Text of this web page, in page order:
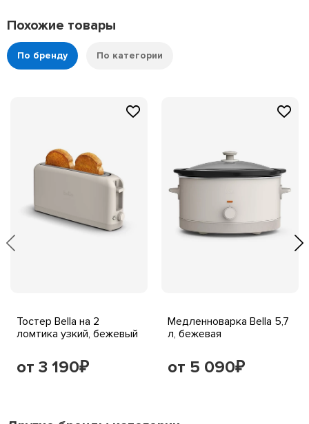
Похожие товары
По бренду По категории
Тостер Bella на 2
ломтика узкий, бежевый
от 3 190₽
Медленноварка Bella 5,7
л, бежевая
от 5 090₽